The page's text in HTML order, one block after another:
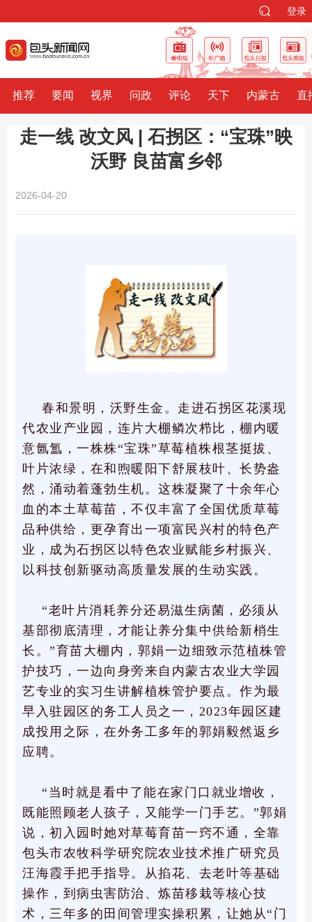
登录
推荐 要闻 视界 问政 评论 天下 内蒙古 直
走一线 改文风 | 石拐区：“宝珠”映
沃野 良苗富乡邻
2026-04-20
春和景明，沃野生金。走进石拐区花溪现
代农业产业园，连片大棚鳞次栉比，棚内暖
意氤氲，一株株“宝珠”草莓植株根茎挺拔、
叶片浓绿，在和煦暖阳下舒展枝叶、长势盎
然，涌动着蓬勃生机。这株凝聚了十余年心
血的本土草莓苗，不仅丰富了全国优质草莓
品种供给，更孕育出一项富民兴村的特色产
业，成为石拐区以特色农业赋能乡村振兴、
以科技创新驱动高质量发展的生动实践。
“老叶片消耗养分还易滋生病菌，必须从
基部彻底清理，才能让养分集中供给新梢生
长。”育苗大棚内，郭娟一边细致示范植株管
护技巧，一边向身旁来自内蒙古农业大学园
艺专业的实习生讲解植株管护要点。作为最
早入驻园区的务工人员之一，2023年园区建
成投用之际，在外务工多年的郭娟毅然返乡
应聘。
“当时就是看中了能在家门口就业增收，
既能照顾老人孩子，又能学一门手艺。”郭娟
说，初入园时她对草莓育苗一窍不通，全靠
包头市农牧科学研究院农业技术推广研究员
汪海霞手把手指导。从掐花、去老叶等基础
操作，到病虫害防治、炼苗移栽等核心技
术，三年多的田间管理实操积累，让她从“门